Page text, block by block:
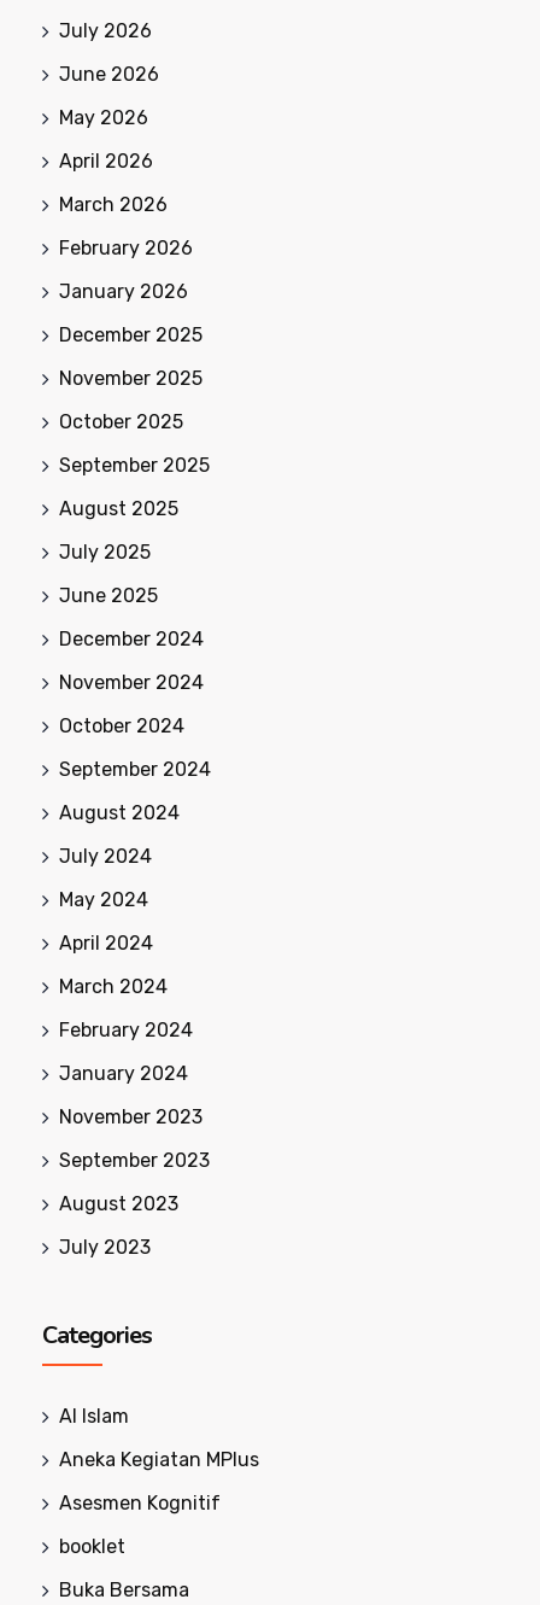
July 2026
June 2026
May 2026
April 2026
March 2026
February 2026
January 2026
December 2025
November 2025
October 2025
September 2025
August 2025
July 2025
June 2025
December 2024
November 2024
October 2024
September 2024
August 2024
July 2024
May 2024
April 2024
March 2024
February 2024
January 2024
November 2023
September 2023
August 2023
July 2023
Categories
Al Islam
Aneka Kegiatan MPlus
Asesmen Kognitif
booklet
Buka Bersama